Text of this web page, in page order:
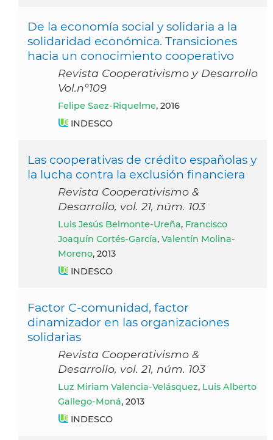
De la economía social y solidaria a la
solidaridad económica. Transiciones
hacia un conocimiento cooperativo
Revista Cooperativismo y Desarrollo
Vol.n°109
Felipe Saez-Riquelme, 2016
INDESCO
Las cooperativas de crédito españolas y
la lucha contra la exclusión financiera
Revista Cooperativismo &
Desarrollo, vol. 21, núm. 103
Luis Jesús Belmonte-Ureña, Francisco
Joaquín Cortés-García, Valentín Molina-
Moreno, 2013
INDESCO
Factor C-comunidad, factor
dinamizador en las organizaciones
solidarias
Revista Cooperativismo &
Desarrollo, vol. 21, núm. 103
Luz Miriam Valencia-Velásquez, Luis Alberto
Gallego-Moná, 2013
INDESCO